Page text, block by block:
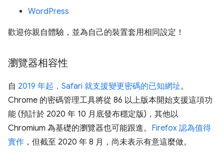
WordPress
歡迎你親自體驗，並為自己的裝置套用相同設定！
瀏覽器相容性
自 2019 年起，Safari 就支援變更密碼的已知網址。
Chrome 的密碼管理工具將從 86 以上版本開始支援這項功
能 (預計於 2020 年 10 月底發布穩定版)，其他以
Chromium 為基礎的瀏覽器也可能跟進。 Firefox 認為值得
實作 ，但截至 2020 年 8 月，尚未表示有意這麼做。